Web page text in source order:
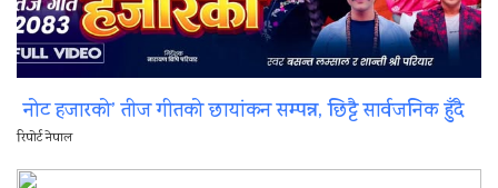
नोट हजारको’ तीज गीतको छायांकन सम्पन्न, छिट्टै सार्वजनिक हुँदै
रिपोर्ट नेपाल